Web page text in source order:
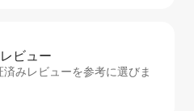
ビ⁠ュ⁠ー
みレビューを参考に選びま